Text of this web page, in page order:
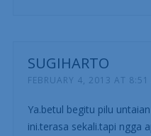
SUGIHARTO
FEBRUARY 4, 2013 AT 8:51
Ya.betul begitu pilu
ini.terasa sekali.tapi ngga